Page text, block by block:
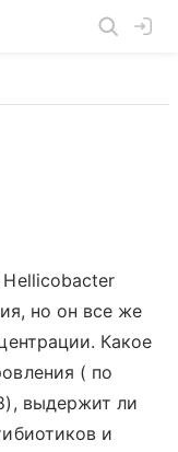
но он все же
Какое
( по
выдержит ли
и